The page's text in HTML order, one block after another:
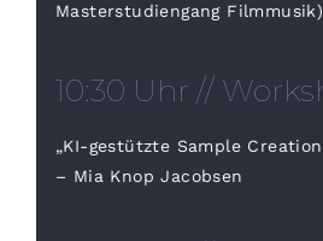
Masterstudiengang Filmmusik)
10:30 Uhr //
„KI-gestützte Sample
– Mia Knop Jacobsen